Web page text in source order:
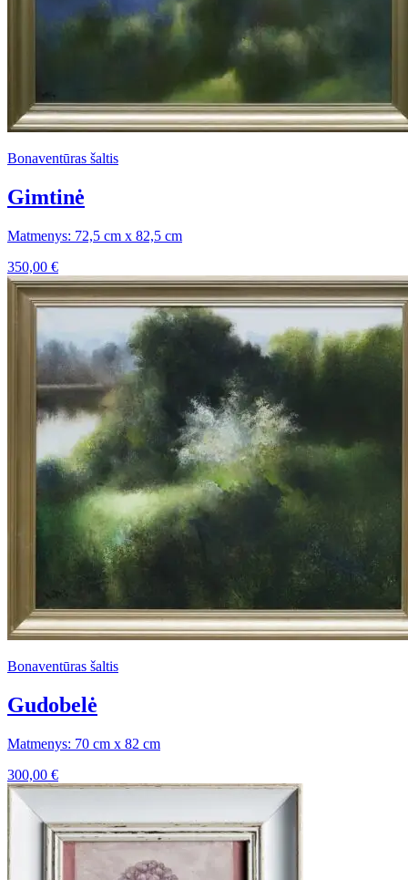
Bonaventūras šaltis
Gimtinė
Matmenys: 72,5 cm x 82,5 cm
350,00 €
Bonaventūras šaltis
Gudobelė
Matmenys: 70 cm x 82 cm
300,00 €